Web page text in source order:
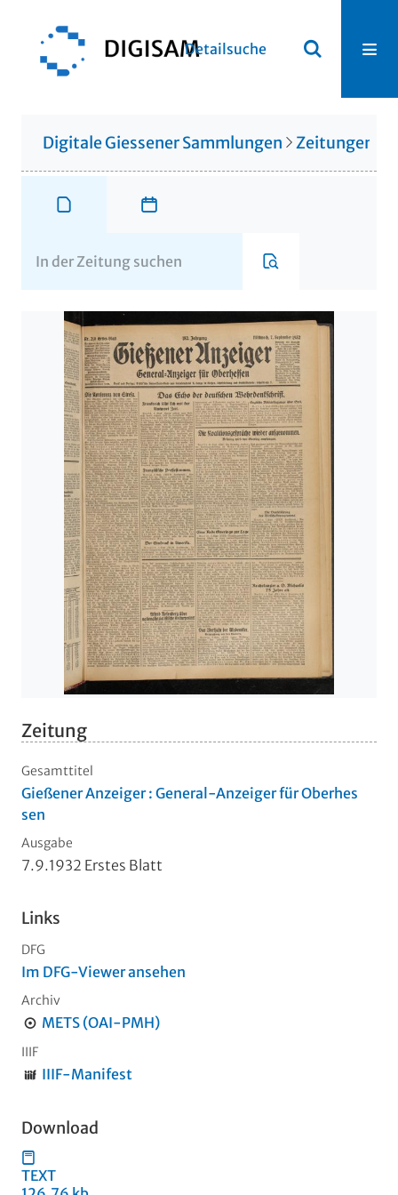
Detailsuche
Digitale Giessener Sammlungen Zeitungen
Zeitung
Gesamttitel
Gießener Anzeiger : General-Anzeiger für Oberhes
sen
Ausgabe
7.9.1932 Erstes Blatt
Links
DFG
Im DFG-Viewer ansehen
Archiv
METS (OAI-PMH)
IIIF
IIIF-Manifest
Download
TEXT